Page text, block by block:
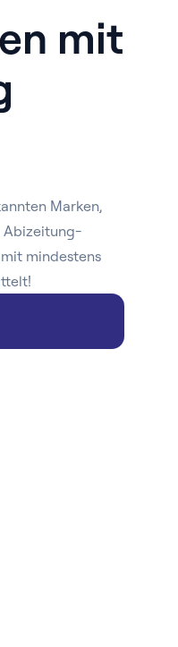
mit
Marken,
Abizeitung-
mindestens